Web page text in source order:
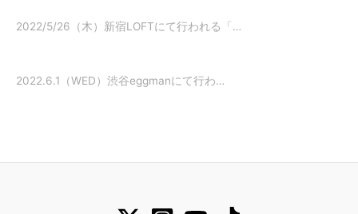
2022/5/26（木）新宿LOFTにて行われる「…
2022.6.1（WED）渋谷eggmanにて行わ…